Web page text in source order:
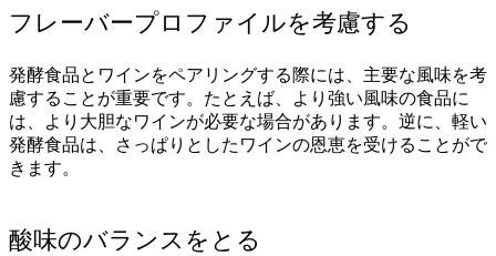
フレーバープロファイルを考慮する
発酵食品とワインをペアリングする際には、主要な風味を考
慮することが重要です。たとえば、より強い風味の食品に
は、より大胆なワインが必要な場合があります。逆に、軽い
発酵食品は、さっぱりとしたワインの恩恵を受けることがで
きます。
酸味のバランスをとる